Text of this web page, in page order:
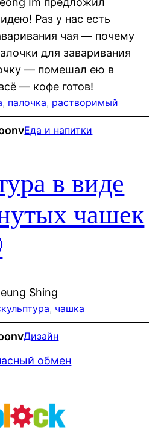
Раз у нас есть
чая — почему
для заваривания
— помешал ею в
— кофе готов!
, палочка, растворимый
Еда и напитки
в виде
чашек
Shing
, чашка
Дизайн
обмен